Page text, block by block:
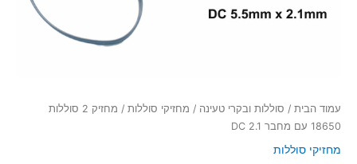
עמוד הבית / סוללות ובקרי טעינה / מחזיקי סוללות
/ מחזיק 2 סוללות
18650 עם מחבר DC 2.1
מחזיקי סוללות